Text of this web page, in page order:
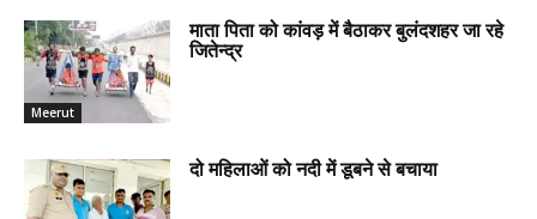
Meerut
माता पिता को कांवड़ में बैठाकर बुलंदशहर जा रहे
जितेन्द्र
दो महिलाओं को नदी में डूबने से बचाया